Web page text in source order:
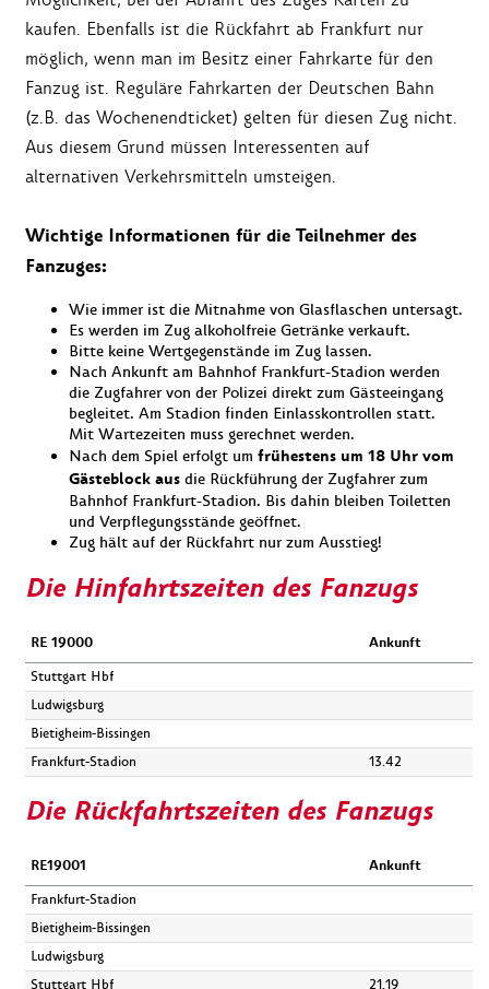
kaufen. Ebenfalls ist die Rückfahrt ab Frankfurt nur
möglich, wenn man im Besitz einer Fahrkarte für den
Fanzug ist. Reguläre Fahrkarten der Deutschen Bahn
(z.B. das Wochenendticket) gelten für diesen Zug nicht.
Aus diesem Grund müssen Interessenten auf
alternativen Verkehrsmitteln umsteigen.
Wichtige Informationen für die Teilnehmer des
Fanzuges:
Wie immer ist die Mitnahme von Glasflaschen untersagt.
Es werden im Zug alkoholfreie Getränke verkauft.
Bitte keine Wertgegenstände im Zug lassen.
Nach Ankunft am Bahnhof Frankfurt-Stadion werden
die Zugfahrer von der Polizei direkt zum Gästeeingang
begleitet. Am Stadion finden Einlasskontrollen statt.
Mit Wartezeiten muss gerechnet werden.
Nach dem Spiel erfolgt um frühestens um 18 Uhr vom
Gästeblock aus die Rückführung der Zugfahrer zum
Bahnhof Frankfurt-Stadion. Bis dahin bleiben Toiletten
und Verpflegungsstände geöffnet.
Zug hält auf der Rückfahrt nur zum Ausstieg!
Die Hinfahrtszeiten des Fanzugs
RE 19000 Ankunft
Stuttgart Hbf
Ludwigsburg
Bietigheim-Bissingen
Frankfurt-Stadion
13.42
Die Rückfahrtszeiten des Fanzugs
RE19001 Ankunft
Frankfurt-Stadion
Bietigheim-Bissingen
Ludwigsburg
Stuttgart Hbf
21.19